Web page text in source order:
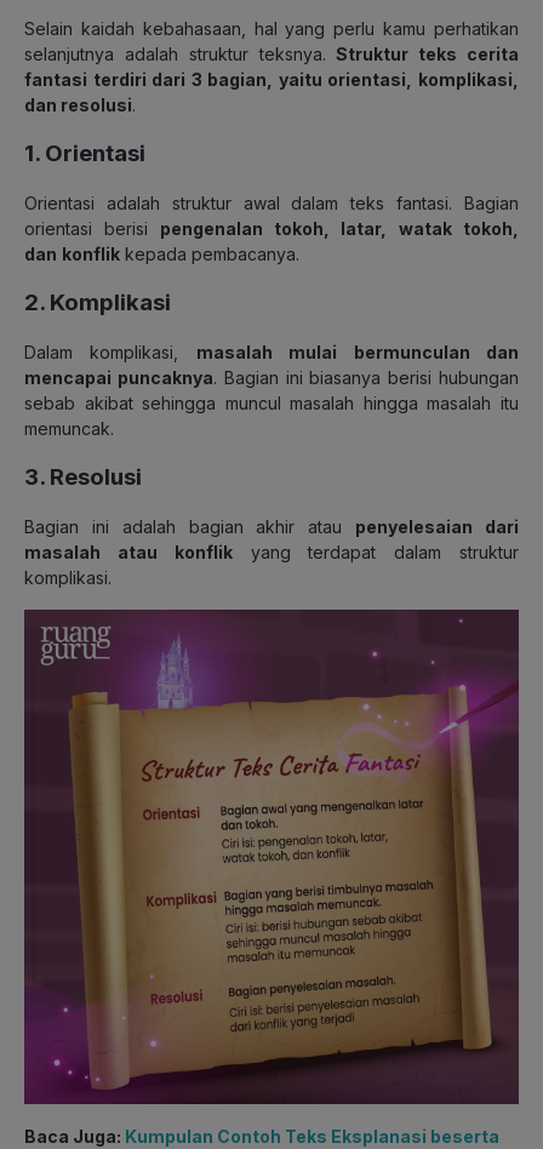
Selain kaidah kebahasaan, hal yang perlu kamu perhatikan
selanjutnya adalah struktur teksnya.Struktur teks cerita
fantasi terdiri dari 3 bagian, yaitu orientasi, komplikasi,
dan resolusi.
1. Orientasi
Orientasi adalah struktur awal dalam teks fantasi. Bagian
orientasi berisi pengenalan tokoh, latar,
watak tokoh,
dan konflik kepada pembacanya.
2. Komplikasi
Dalam komplikasi, masalah mulai bermunculan dan
mencapai puncaknya. Bagian ini biasanya berisi hubungan
sebab akibat sehingga muncul masalah hingga masalah itu
memuncak.
3. Resolusi
Bagian ini adalah bagian akhir atau penyelesaian dari
masalah atau konflikyang terdapat dalam struktur
komplikasi.
Baca Juga: Kumpulan Contoh Teks Eksplanasi beserta